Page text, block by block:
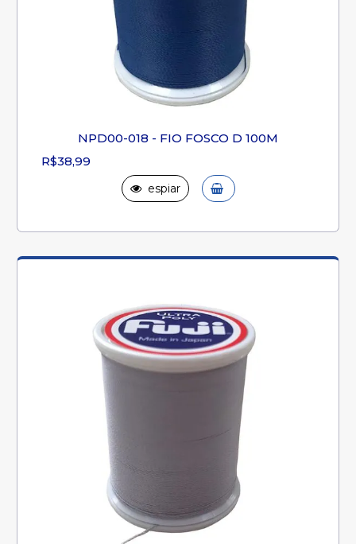
NPD00-018 - FIO FOSCO D 100M
R$38,99
espiar